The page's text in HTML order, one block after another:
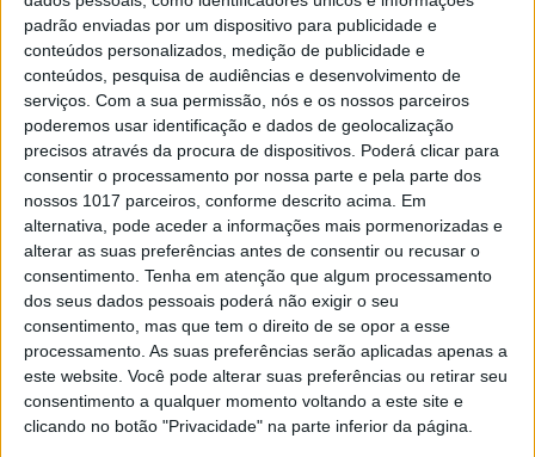
padrão enviadas por um dispositivo para publicidade e
conteúdos personalizados, medição de publicidade e
conteúdos, pesquisa de audiências e desenvolvimento de
serviços. Com a sua permissão, nós e os nossos parceiros
poderemos usar identificação e dados de geolocalização
precisos através da procura de dispositivos. Poderá clicar para
consentir o processamento por nossa parte e pela parte dos
nossos 1017 parceiros, conforme descrito acima. Em
alternativa, pode aceder a informações mais pormenorizadas e
alterar as suas preferências antes de consentir ou recusar o
consentimento. Tenha em atenção que algum processamento
dos seus dados pessoais poderá não exigir o seu
consentimento, mas que tem o direito de se opor a esse
processamento. As suas preferências serão aplicadas apenas a
este website. Você pode alterar suas preferências ou retirar seu
consentimento a qualquer momento voltando a este site e
clicando no botão "Privacidade" na parte inferior da página.
a imagem da campanha “Visit Lourinhã”!
A iniciativa foi de David Batista, um
lourinhanense que está apostado em mostrar
o que há para descobrir no seu concelho.
Desta vez, o objetivo foi mostrar que o
Motocross também é um desporto que pode
ser praticado na Lourinhã.
Fábio Costa e Alex Almeida disponibilizaram-se
para dar a cara por esta campanha de
promoção do município e as imagens foram
gravadas no circuito de treinos particular da
família de Fábio Costa.
Continuar a ler